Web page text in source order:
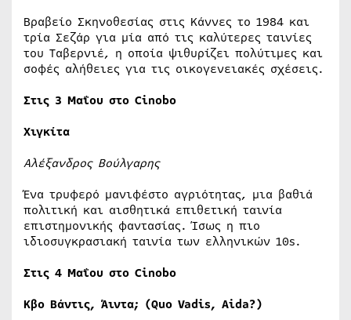
Βραβείο Σκηνοθεσίας στις Κάννες το 1984 και
τρία Σεζάρ για μία από τις καλύτερες ταινίες
του Ταβερνιέ, η οποία ψιθυρίζει πολύτιμες και
σοφές αλήθειες για τις οικογενειακές σχέσεις.
Στις 3 Μαΐου στο Cinobo
Χιγκίτα
Αλέξανδρος Βούλγαρης
Ένα τρυφερό μανιφέστο αγριότητας, μια βαθιά
πολιτική και αισθητικά επιθετική ταινία
επιστημονικής φαντασίας. Ίσως η πιο
ιδιοσυγκρασιακή ταινία των ελληνικών 10s.
Στις 4 Μαΐου στο Cinobo
Κβο Βάντις, Άιντα; (Quo Vadis, Aida?)